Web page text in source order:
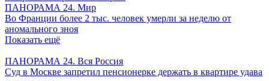
ПАНОРАМА 24. Мир
Во Франции более 2 тыс. человек умерли за неделю от
аномального зноя
Показать ещё
ПАНОРАМА 24. Вся Россия
Суд в Москве запретил пенсионерке держать в квартире удава